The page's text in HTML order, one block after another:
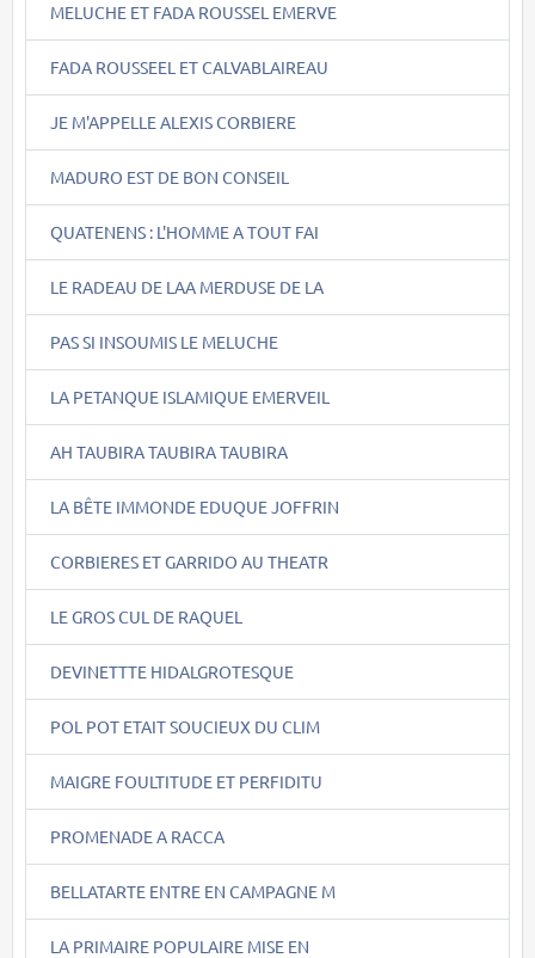
MELUCHE ET FADA ROUSSEL EMERVE
FADA ROUSSEEL ET CALVABLAIREAU
JE M'APPELLE ALEXIS CORBIERE
MADURO EST DE BON CONSEIL
QUATENENS : L'HOMME A TOUT FAI
LE RADEAU DE LAA MERDUSE DE LA
PAS SI INSOUMIS LE MELUCHE
LA PETANQUE ISLAMIQUE EMERVEIL
AH TAUBIRA TAUBIRA TAUBIRA
LA BÊTE IMMONDE EDUQUE JOFFRIN
CORBIERES ET GARRIDO AU THEATR
LE GROS CUL DE RAQUEL
DEVINETTTE HIDALGROTESQUE
POL POT ETAIT SOUCIEUX DU CLIM
MAIGRE FOULTITUDE ET PERFIDITU
PROMENADE A RACCA
BELLATARTE ENTRE EN CAMPAGNE M
LA PRIMAIRE POPULAIRE MISE EN